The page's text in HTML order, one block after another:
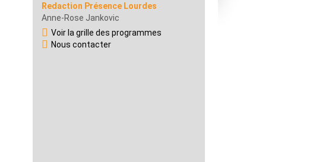
Redaction Présence Lourdes
Anne-Rose Jankovic
Voir la grille des programmes
Nous contacter